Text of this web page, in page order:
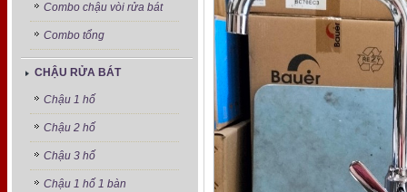
Combo chậu vòi rửa bát
Combo tổng
CHẬU RỬA BÁT
Chậu 1 hố
Chậu 2 hố
Chậu 3 hố
Chậu 1 hố 1 bàn